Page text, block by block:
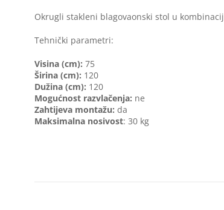
Okrugli stakleni blagovaonski stol u
Tehnički parametri:
Visina (cm): 75
Širina (cm): 120
Dužina (cm): 120
Mogućnost razvlačenja: ne
Zahtijeva montažu: da
Maksimalna nosivost: 30 kg